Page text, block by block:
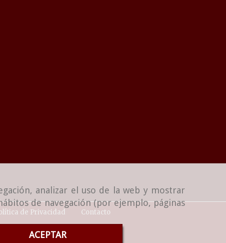
analizar el uso de la web y mostrar
de navegación (por ejemplo, páginas
ACEPTAR
de Privacidad Contacto